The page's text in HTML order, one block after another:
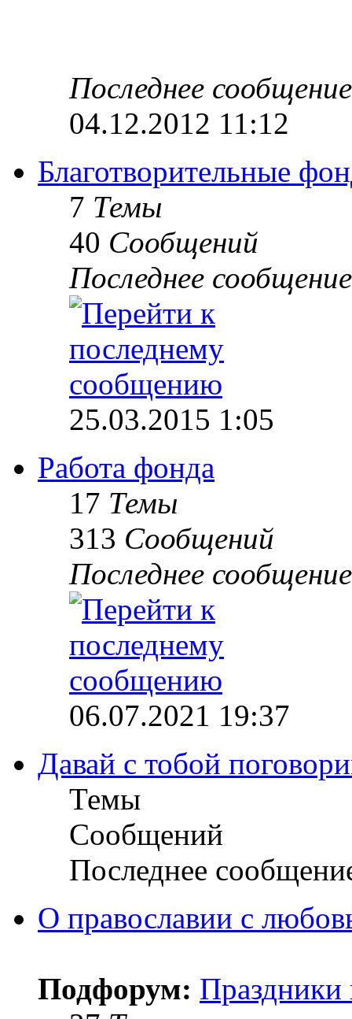
Последнее сообщение
04.12.2012 11:12
Благотворительные
7 Темы
40 Сообщений
Последнее сообщение
25.03.2015 1:05
Работа фонда
17 Темы
313 Сообщений
Последнее сообщение
06.07.2021 19:37
Давай с тобой
Темы
Сообщений
Последнее
О православии с
Подфорум: Праздники